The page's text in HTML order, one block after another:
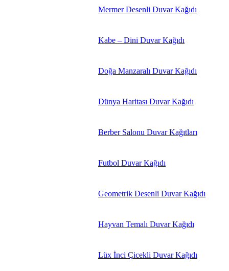
Mermer Desenli Duvar Kağıdı
Kabe – Dini Duvar Kağıdı
Doğa Manzaralı Duvar Kağıdı
Dünya Haritası Duvar Kağıdı
Berber Salonu Duvar Kağıtları
Futbol Duvar Kağıdı
Geometrik Desenli Duvar Kağıdı
Hayvan Temalı Duvar Kağıdı
Lüx İnci Çicekli Duvar Kağıdı